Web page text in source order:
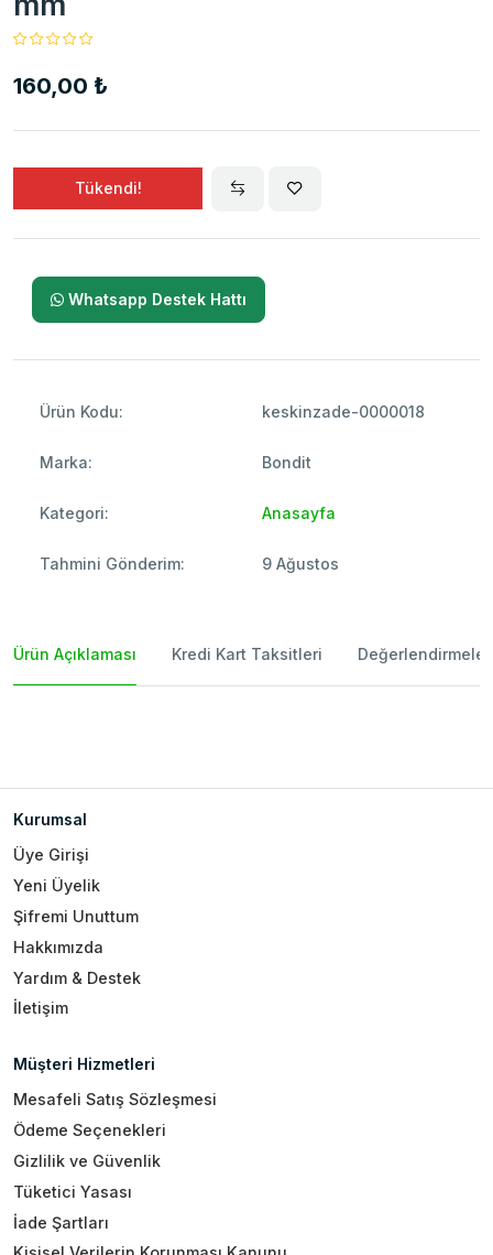
160,00 ₺
Tükendi!
Whatsapp Destek Hattı
Ürün Kodu: keskinzade-0000018
Marka: Bondit
Kategori: Anasayfa
Tahmini Gönderim: 9 Ağustos
Ürün Açıklaması Kredi Kart Taksitleri Değerlendirmeler
Kurumsal
Üye Girişi
Yeni Üyelik
Şifremi Unuttum
Hakkımızda
Yardım & Destek
İletişim
Müşteri Hizmetleri
Mesafeli Satış Sözleşmesi
Ödeme Seçenekleri
Gizlilik ve Güvenlik
Tüketici Yasası
İade Şartları